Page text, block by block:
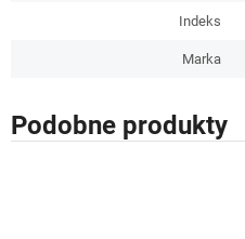
Indeks
Marka
Podobne produkty